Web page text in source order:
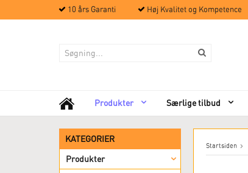
10 års Garanti Høj Kvalitet og Kompetence
Produkter Særlige tilbud
KATEGORIER
Produkter
Startsiden